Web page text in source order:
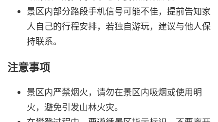
景区内部分路段手机信号可能不佳，提前告知家
人自己的行程安排，若独自游玩，建议与他人保
持联系。
注意事项
景区内严禁烟火，请勿在景区内吸烟或使用明
火，避免引发山林火灾。